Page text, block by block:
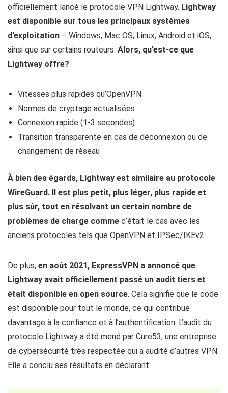
officiellement lancé le protocole VPN Lightway. Lightway
est disponible sur tous les principaux systèmes
d’exploitation – Windows, Mac OS, Linux, Android et iOS,
ainsi que sur certains routeurs. Alors, qu’est-ce que
Lightway offre?
Vitesses plus rapides qu’OpenVPN
Normes de cryptage actualisées
Connexion rapide (1-3 secondes)
Transition transparente en cas de déconnexion ou de
changement de réseau
À bien des égards, Lightway est similaire au protocole
WireGuard. Il est plus petit, plus léger, plus rapide et
plus sûr, tout en résolvant un certain nombre de
problèmes de charge comme c’était le cas avec les
anciens protocoles tels que OpenVPN et IPSec/IKEv2.
De plus, en août 2021, ExpressVPN a annoncé que
Lightway avait officiellement passé un audit tiers et
était disponible en open source. Cela signifie que le code
est disponible pour tout le monde, ce qui contribue
davantage à la confiance et à l’authentification. L’audit du
protocole Lightway a été mené par Cure53, une entreprise
de cybersécurité très respectée qui a audité d’autres VPN.
Elle a conclu ses résultats en déclarant: